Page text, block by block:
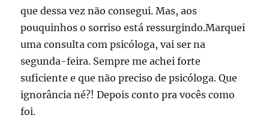
que dessa vez não consegui. Mas, aos
pouquinhos o sorriso está ressurgindo.Marquei
uma consulta com psicóloga, vai ser na
segunda-feira. Sempre me achei forte
suficiente e que não preciso de psicóloga. Que
ignorância né?! Depois conto pra vocês como
foi.